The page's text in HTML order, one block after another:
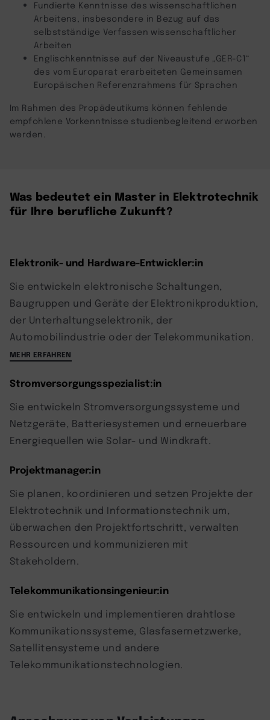
Fundierte Kenntnisse des wissenschaftlichen
Arbeitens, insbesondere in Bezug auf das
selbstständige Verfassen wissenschaftlicher
Arbeiten
Englischkenntnisse auf der Niveaustufe „GER-C1“
des vom Europarat erarbeiteten Gemeinsamen
Europäischen Referenzrahmens für Sprachen
Im Rahmen des Propädeutikums können fehlende
empfohlene Vorkenntnisse studienbegleitend erworben
werden.
Was bedeutet ein Master in Elektrotechnik
für Ihre berufliche Zukunft?
Elektronik- und Hardware-Entwickler:in
Sie entwickeln elektronische Schaltungen,
Baugruppen und Geräte der Elektronikproduktion,
der Unterhaltungselektronik, der
Automobilindustrie oder der Telekommunikation.
MEHR ERFAHREN
Stromversorgungsspezialist:in
Sie entwickeln Stromversorgungssysteme und
Netzgeräte, Batteriesystemen und erneuerbare
Energiequellen wie Solar- und Windkraft.
Projektmanager:in
Sie planen, koordinieren und setzen Projekte der
Elektrotechnik und Informationstechnik um,
überwachen den Projektfortschritt, verwalten
Ressourcen und kommunizieren mit
Stakeholdern.
Telekommunikationsingenieur:in
Sie entwickeln und implementieren drahtlose
Kommunikationssysteme, Glasfasernetzwerke,
Satellitensysteme und andere
Telekommunikationstechnologien.